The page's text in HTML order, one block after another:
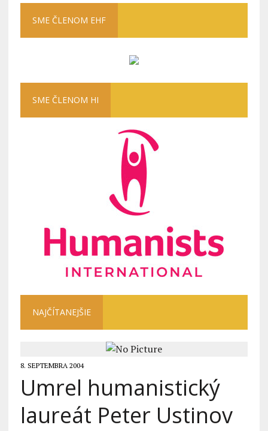
SME ČLENOM EHF
SME ČLENOM HI
NAJČÍTANEJŠIE
8. SEPTEMBRA 2004
Umrel humanistický
laureát Peter Ustinov